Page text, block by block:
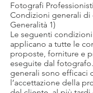
Fotografi
Condizioni generali di
Generalità 1)
Le seguenti
applicano a tutte le
proposte, forniture e
eseguite dal
generali sono efficaci
l’accettazione della